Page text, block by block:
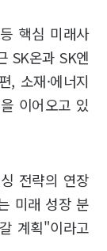
핵심 미래사
SK온과 SK엔
, 소재·에너지
이어오고 있
전략의 연장
미래 성장 분
계획"이라고